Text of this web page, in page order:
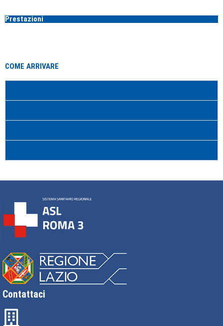
Prestazioni
COME ARRIVARE
Contattaci